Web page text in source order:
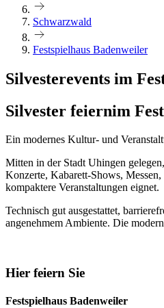
Schwarzwald
Festspielhaus Badenweiler
Silvesterevents im
Silvester feiernim
Ein modernes Kultur- und
Mitten in der Stadt Uhingen
Konzerte, Kabarett-Shows,
kompaktere Veranstaltungen eignet.
Technisch gut ausgestattet,
angenehmem Ambiente. Die
Hier feiern Sie
Festspielhaus Badenweiler